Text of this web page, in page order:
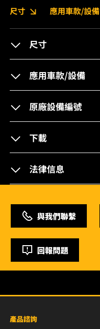
尺寸 應用車款/設備
尺寸
應用車款/設備
原廠設備編號
下載
法律信息
與我們聯繫
回報問題
產品諮詢